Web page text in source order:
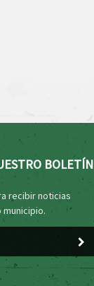
BOLETÍN
recibir noticias